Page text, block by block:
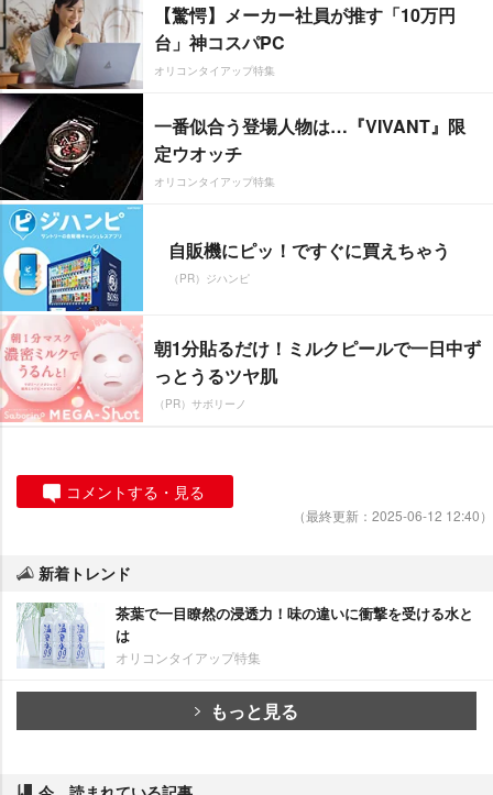
【驚愕】メーカー社員が推す「10万円
台」神コスパPC
オリコンタイアップ特集
一番似合う登場人物は…『VIVANT』限
定ウオッチ
オリコンタイアップ特集
自販機にピッ！ですぐに買えちゃう
（PR）ジハンピ
朝1分貼るだけ！ミルクピールで一日中ず
っとうるツヤ肌
（PR）サボリーノ
コメントする・見る
（最終更新：2025-06-12 12:40）
新着トレンド
茶葉で一目瞭然の浸透力！味の違いに衝撃を受ける水と
は
オリコンタイアップ特集
もっと見る